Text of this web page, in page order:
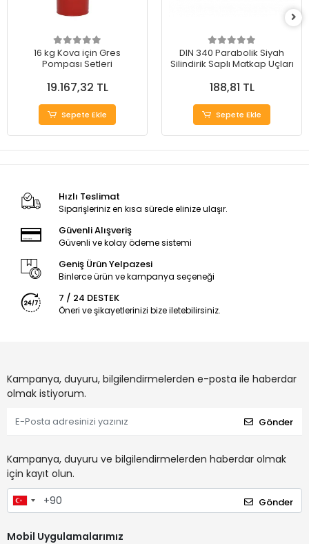
16 kg Kova için Gres
Pompası Setleri
19.167,32 TL
Sepete Ekle
DIN 340 Parabolik Siyah
Silindirik Saplı Matkap Uçları
188,81 TL
Sepete Ekle
Hızlı Teslimat
Siparişleriniz en kısa sürede elinize ulaşır.
Güvenli Alışveriş
Güvenli ve kolay ödeme sistemi
Geniş Ürün Yelpazesi
Binlerce ürün ve kampanya seçeneği
7 / 24 DESTEK
Öneri ve şikayetlerinizi bize iletebilirsiniz.
Kampanya, duyuru, bilgilendirmelerden e-posta ile haberdar
olmak istiyorum.
Gönder
Kampanya, duyuru ve bilgilendirmelerden haberdar olmak
için kayıt olun.
Gönder
Mobil Uygulamalarımız